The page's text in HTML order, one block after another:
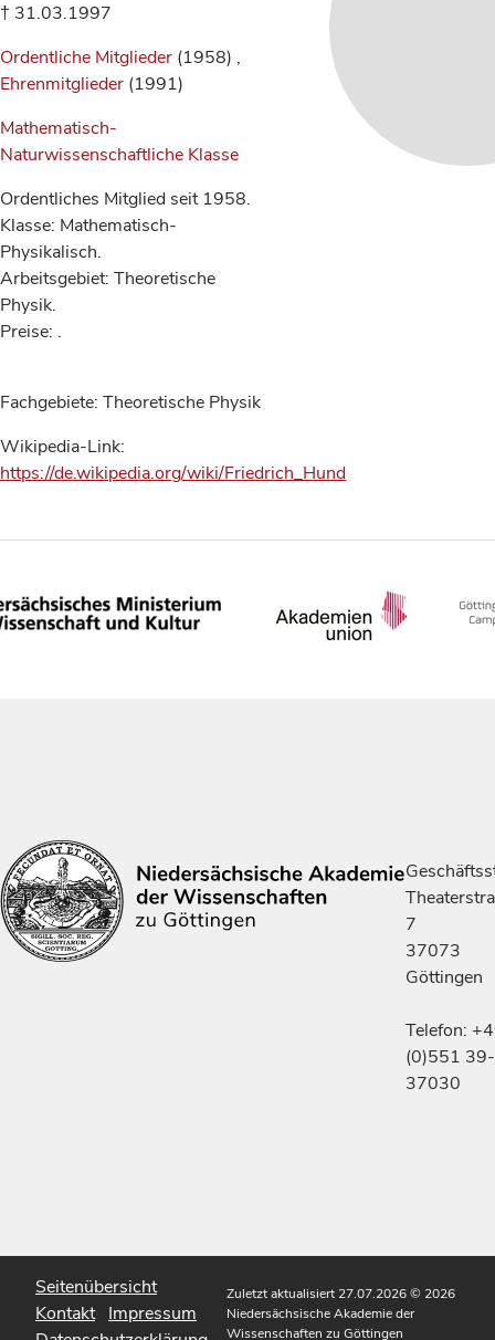
† 31.03.1997
Ordentliche Mitglieder (1958) ,
Ehrenmitglieder (1991)
Mathematisch-
Naturwissenschaftliche Klasse
Ordentliches Mitglied seit 1958.
Klasse: Mathematisch-
Physikalisch.
Arbeitsgebiet: Theoretische
Physik.
Preise: .
Fachgebiete: Theoretische Physik
Wikipedia-Link:
https://de.wikipedia.org/wiki/Friedrich_Hund
7
37073
Göttingen
Telefon:
(0)551 39-
37030
Seitenübersicht
Kontakt Impressum
Zuletzt aktualisiert 27.07.2026© 2026
Niedersächsische Akademie der
Wissenschaften zu Göttingen